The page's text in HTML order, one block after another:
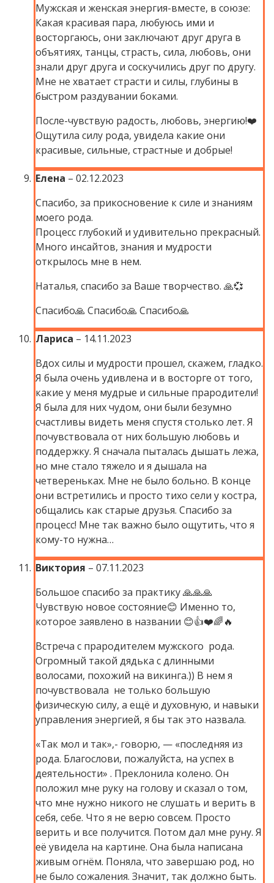
Мужская и женская энергия-вместе, в союзе:
Какая красивая пара, любуюсь ими и
восторгаюсь, они заключают друг друга в
объятиях, танцы, страсть, сила, любовь, они
знали друг друга и соскучились друг по другу.
Мне не хватает страсти и силы, глубины в
быстром раздувании боками.
После-чувствую радость, любовь, энергию!❤️
Ощутила силу рода, увидела какие они
красивые, сильные, страстные и добрые!
Елена – 02.12.2023
Спасибо, за прикосновение к силе и знаниям
моего рода.
Процесс глубокий и удивительно прекрасный.
Много инсайтов, знания и мудрости
открылось мне в нем.
Наталья, спасибо за Ваше творчество. 🙏💞
Спасибо🙏 Спасибо🙏 Спасибо🙏
Лариса – 14.11.2023
Вдох силы и мудрости прошел, скажем, гладко.
Я была очень удивлена и в восторге от того,
какие у меня мудрые и сильные прародители!
Я была для них чудом, они были безумно
счастливы видеть меня спустя столько лет. Я
почувствовала от них большую любовь и
поддержку. Я сначала пыталась дышать лежа,
но мне стало тяжело и я дышала на
четвереньках. Мне не было больно. В конце
они встретились и просто тихо сели у костра,
общались как старые друзья. Спасибо за
процесс! Мне так важно было ощутить, что я
кому-то нужна…
Виктория – 07.11.2023
Большое спасибо за практику 🙏🙏🙏
Чувствую новое состояние😊 Именно то,
которое заявлено в названии 😊👍❤️🌈🔥
Встреча с прародителем мужского рода.
Огромный такой дядька с длинными
волосами, похожий на викинга.)) В нем я
почувствовала не только большую
физическую силу, а ещё и духовную, и навыки
управления энергией, я бы так это назвала.
«Так мол и так»,- говорю, — «последняя из
рода. Благослови, пожалуйста, на успех в
деятельности» . Преклонила колено. Он
положил мне руку на голову и сказал о том,
что мне нужно никого не слушать и верить в
себя, себе. Что я не верю совсем. Просто
верить и все получится. Потом дал мне руну. Я
её увидела на картине. Она была написана
живым огнём. Поняла, что завершаю род, но
не было сожаления. Значит, так должно быть.